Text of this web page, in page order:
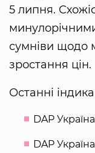
5 липня.
сумніви щодо
зростання цін.
Останні
DAP
DAP